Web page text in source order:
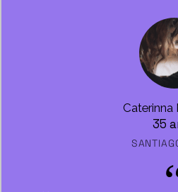
Caterinna
35